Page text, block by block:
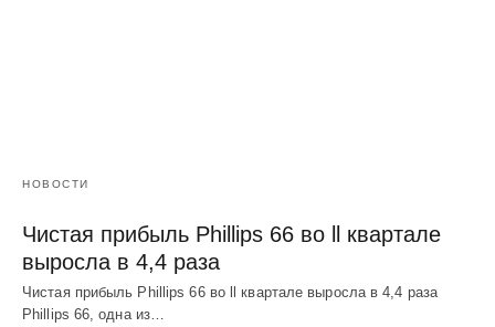
НОВОСТИ
Чистая прибыль Phillips 66 во ll квартале
выросла в 4,4 раза
Чистая прибыль Phillips 66 во ll квартале выросла в 4,4 раза
Phillips 66, одна из…